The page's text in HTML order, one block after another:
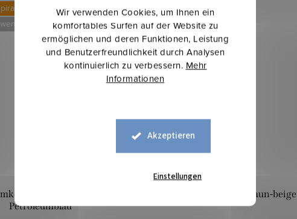
Wir verwenden Cookies, um Ihnen ein
komfortables Surfen auf der Website zu
ermöglichen und deren Funktionen, Leistung
und Benutzerfreundlichkeit durch Analysen
kontinuierlich zu verbessern. Mehr
Informationen
Akzeptieren
Einstellungen
UNI - Dunkles
Petroleumblau
Mehr für weniger
Warmkeeper UNI - Hellbraun-beige